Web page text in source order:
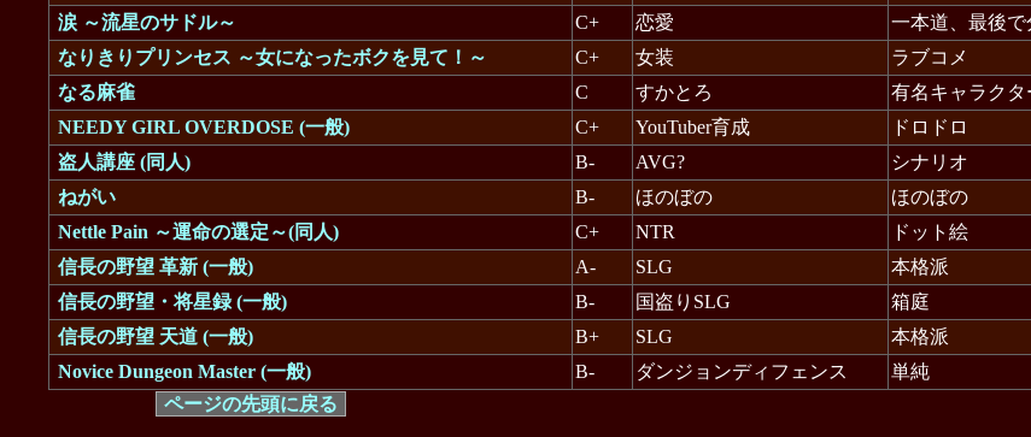
涙 ～流星のサドル～
C+ 恋愛 一本道、最後で
なりきりプリンセス ～女になったボクを見て！～
C+ 女装 ラブコメ
なる麻雀
C すかとろ 有名キャラクタ
NEEDY GIRL OVERDOSE (一般)
C+ YouTuber育成 ドロドロ
盗人講座 (同人)
B- AVG? シナリオ
ねがい
B- ほのぼの ほのぼの
Nettle Pain ～運命の選定～(同人)
C+ NTR ドット絵
信長の野望 革新 (一般)
A- SLG 本格派
信長の野望・将星録 (一般)
B- 国盗りSLG 箱庭
信長の野望 天道 (一般)
B+ SLG 本格派
Novice Dungeon Master (一般)
B- ダンジョンディフェンス 単純
ページの先頭に戻る